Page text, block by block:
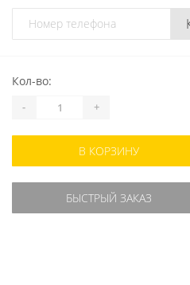
Кол-во:
- +
В КОРЗИНУ
БЫСТРЫЙ ЗАКАЗ